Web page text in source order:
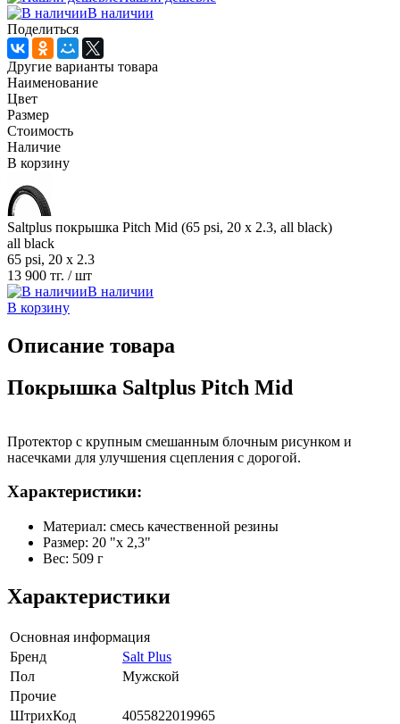
В наличии
Поделиться
Другие варианты товара
Наименование
Цвет
Размер
Стоимость
Наличие
В корзину
Saltplus покрышка Pitch Mid (65 psi, 20 x 2.3, all black)
all black
65 psi, 20 x 2.3
13 900 тг. / шт
В наличии
В корзину
Описание товара
Покрышка Saltplus Pitch Mid
Протектор с крупным смешанным блочным рисунком и
насечками для улучшения сцепления с дорогой.
Характеристики:
Материал: смесь качественной резины
Размер: 20 "х 2,3"
Вес: 509 г
Характеристики
Основная информация
Бренд
Salt Plus
Пол
Мужской
Прочие
ШтрихКод
4055822019965